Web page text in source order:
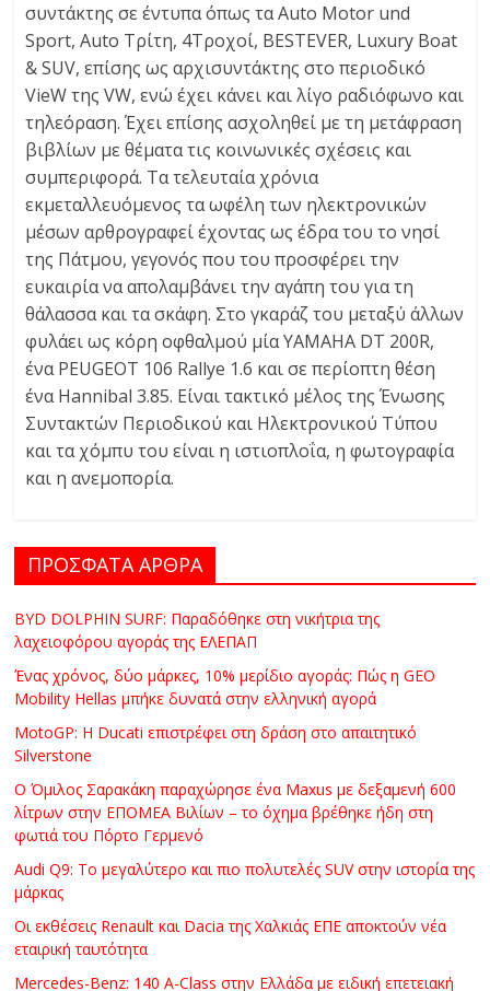
συντάκτης σε έντυπα όπως τα Auto Motor und
Sport, Auto Τρίτη, 4Τροχοί, BESTEVER, Luxury Boat
& SUV, επίσης ως αρχισυντάκτης στο περιοδικό
VieW της VW, ενώ έχει κάνει και λίγο ραδιόφωνο και
τηλεόραση. Έχει επίσης ασχοληθεί με τη μετάφραση
βιβλίων με θέματα τις κοινωνικές σχέσεις και
συμπεριφορά. Τα τελευταία χρόνια
εκμεταλλευόμενος τα ωφέλη των ηλεκτρονικών
μέσων αρθρογραφεί έχοντας ως έδρα του το νησί
της Πάτμου, γεγονός που του προσφέρει την
ευκαιρία να απολαμβάνει την αγάπη του για τη
θάλασσα και τα σκάφη. Στο γκαράζ του μεταξύ άλλων
φυλάει ως κόρη οφθαλμού μία YAMAHA DT 200R,
ένα PEUGEOT 106 Rallye 1.6 και σε περίοπτη θέση
ένα Hannibal 3.85. Είναι τακτικό μέλος της Ένωσης
Συντακτών Περιοδικού και Ηλεκτρονικού Τύπου
και τα χόμπυ του είναι η ιστιοπλοΐα, η φωτογραφία
και η ανεμοπορία.
ΠΡΟΣΦΑΤΑ ΑΡΘΡΑ
BYD DOLPHIN SURF: Παραδόθηκε στη νικήτρια της
λαχειοφόρου αγοράς της ΕΛΕΠΑΠ
Ένας χρόνος, δύο μάρκες, 10% μερίδιο αγοράς: Πώς η GEO
Mobility Hellas μπήκε δυνατά στην ελληνική αγορά
MotoGP: Η Ducati επιστρέφει στη δράση στο απαιτητικό
Silverstone
Ο Όμιλος Σαρακάκη παραχώρησε ένα Maxus με δεξαμενή 600
λίτρων στην ΕΠΟΜΕΑ Βιλίων – το όχημα βρέθηκε ήδη στη
φωτιά του Πόρτο Γερμενό
Audi Q9: Το μεγαλύτερο και πιο πολυτελές SUV στην ιστορία της
μάρκας
Οι εκθέσεις Renault και Dacia της Χαλκιάς ΕΠΕ αποκτούν νέα
εταιρική ταυτότητα
Mercedes-Benz: 140 A-Class στην Ελλάδα με ειδική επετειακή